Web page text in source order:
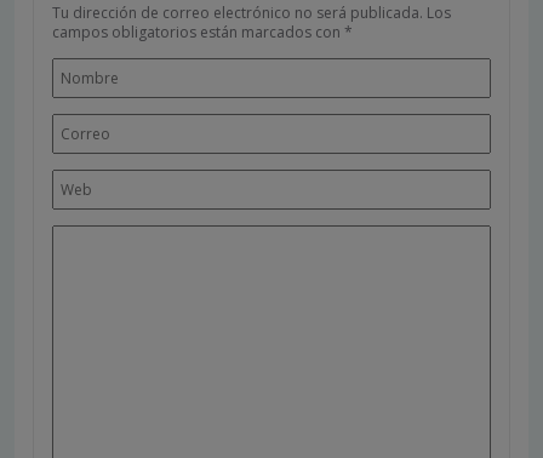
Tu dirección de correo electrónico no será publicada. Los
campos obligatorios están marcados con *